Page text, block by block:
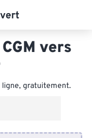
vers
ligne, gratuitement.